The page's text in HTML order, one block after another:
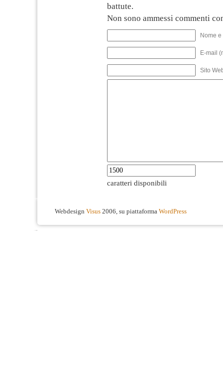
battute.
Non sono ammessi commenti
Nome
E-mail
Sito
caratteri disponibili
Webdesign Visus 2006, su piattaforma WordPress